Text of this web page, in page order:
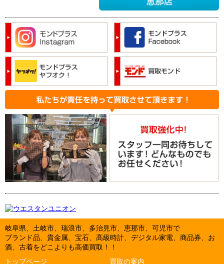
岐阜県、土岐市、瑞浪市、多治見市、恵那市、可児市で
ブランド品、貴金属、宝石、高級時計、デジタル家電、商品券、お
酒、古着をどこよりも高価買取！！
トップページ
買取の案内